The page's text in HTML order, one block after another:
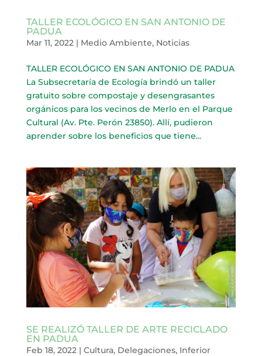
TALLER ECOLÓGICO EN SAN ANTONIO DE
PADUA
Mar 11, 2022| Medio Ambiente, Noticias
TALLER ECOLÓGICO EN SAN ANTONIO DE PADUA
La Subsecretaría de Ecología brindó un taller
gratuito sobre compostaje y desengrasantes
orgánicos para los vecinos de Merlo en el Parque
Cultural (Av. Pte. Perón 23850). Allí, pudieron
aprender sobre los beneficios que tiene...
SE REALIZÓ TALLER DE ARTE RECICLADO
EN PADUA
Feb 18, 2022| Cultura, Delegaciones, Inferior